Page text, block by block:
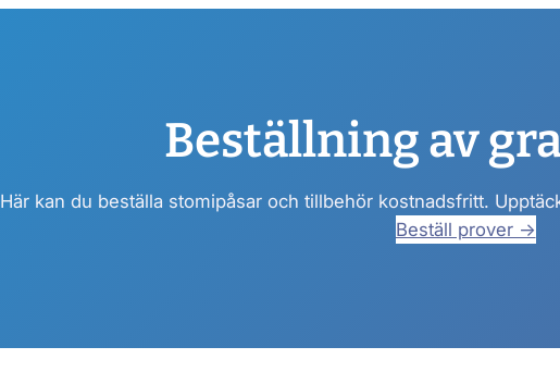
Beställning av
Här kan du beställa stomipåsar och tillbehör kostnadsfritt.
Beställ prover →